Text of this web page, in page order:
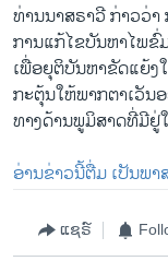
ທ່ານນາສຣາວີ ກ່າວວ່
ການແກ້ໄຂບັນຫາໄພຂົ່
ເພື່ອຍຸຕິບັນຫາຂັດແຍ້ງ
ກະຕຸ້ນໃຫ້ພາກຕາເວັນ
ທາງດ້ານພູມິສາດທີ່ມີຢູ່
ອ່ານຂ່າວນີ້ຕື່ມ ເປັນພາ
ແຊຣ໌